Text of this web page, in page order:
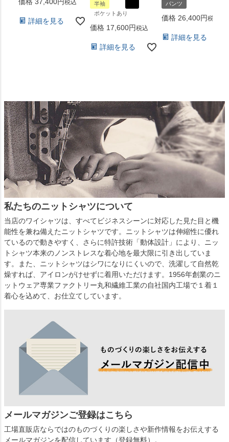
税込
詳細を見る
半袖
ポケットあり
価格 17,600 税込
詳細を見る
パンツ
価格 26,400 税込
詳細を見る
私たちのニットシャツについて
当店のワイシャツは、すべてビジネスシーンに対応した見た目と機
能性を兼ね備えたニットシャツです。ニットシャツは伸縮性に優れ
ているので動きやすく、さらに特許技術「動体設計」により、ニッ
トシャツ本来のノンストレスな着心地を最大限に引き出していま
す。また、ニットシャツはシワになりにくいので、洗濯して自然乾
燥すれば、アイロンがけせずに着用いただけます。1956年創業のニ
ットウェア専業ファクトリー丸和繊維工業の自社国内工場で１着１
着心を込めて、お仕立てしています。
メールマガジンご登録はこちら
工場直販店ならではのものづくりの楽しさや新作情報をお伝えする
メールマガジンを配信しています（登録無料）。